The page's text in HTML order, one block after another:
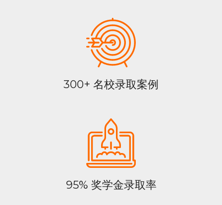
300+ 名校录取案例
95% 奖学金录取率